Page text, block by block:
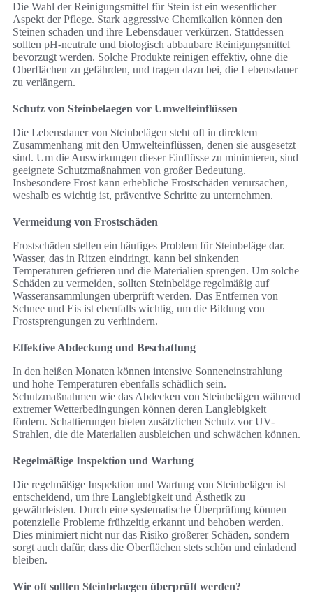
Die Wahl der Reinigungsmittel für Stein ist ein wesentlicher
Aspekt der Pflege. Stark aggressive Chemikalien können den
Steinen schaden und ihre Lebensdauer verkürzen. Stattdessen
sollten pH-neutrale und biologisch abbaubare Reinigungsmittel
bevorzugt werden. Solche Produkte reinigen effektiv, ohne die
Oberflächen zu gefährden, und tragen dazu bei, die Lebensdauer
zu verlängern.
Schutz von Steinbelaegen vor Umwelteinflüssen
Die Lebensdauer von Steinbelägen steht oft in direktem
Zusammenhang mit den Umwelteinflüssen, denen sie ausgesetzt
sind. Um die Auswirkungen dieser Einflüsse zu minimieren, sind
geeignete Schutzmaßnahmen von großer Bedeutung.
Insbesondere Frost kann erhebliche Frostschäden verursachen,
weshalb es wichtig ist, präventive Schritte zu unternehmen.
Vermeidung von Frostschäden
Frostschäden stellen ein häufiges Problem für Steinbeläge dar.
Wasser, das in Ritzen eindringt, kann bei sinkenden
Temperaturen gefrieren und die Materialien sprengen. Um solche
Schäden zu vermeiden, sollten Steinbeläge regelmäßig auf
Wasseransammlungen überprüft werden. Das Entfernen von
Schnee und Eis ist ebenfalls wichtig, um die Bildung von
Frostsprengungen zu verhindern.
Effektive Abdeckung und Beschattung
In den heißen Monaten können intensive Sonneneinstrahlung
und hohe Temperaturen ebenfalls schädlich sein.
Schutzmaßnahmen wie das Abdecken von Steinbelägen während
extremer Wetterbedingungen können deren Langlebigkeit
fördern. Schattierungen bieten zusätzlichen Schutz vor UV-
Strahlen, die die Materialien ausbleichen und schwächen können.
Regelmäßige Inspektion und Wartung
Die regelmäßige Inspektion und Wartung von Steinbelägen ist
entscheidend, um ihre Langlebigkeit und Ästhetik zu
gewährleisten. Durch eine systematische Überprüfung können
potenzielle Probleme frühzeitig erkannt und behoben werden.
Dies minimiert nicht nur das Risiko größerer Schäden, sondern
sorgt auch dafür, dass die Oberflächen stets schön und einladend
bleiben.
Wie oft sollten Steinbelaegen überprüft werden?